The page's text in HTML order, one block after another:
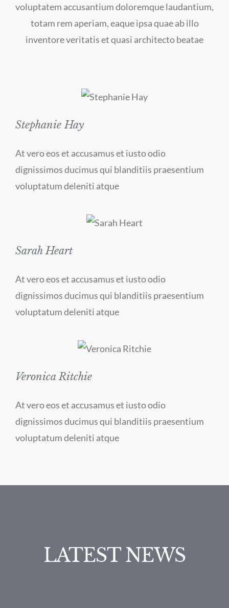
voluptatem accusantium doloremque laudantium,
totam rem aperiam, eaque ipsa quae ab illo
inventore veritatis et quasi architecto beatae
Stephanie Hay
At vero eos et accusamus et iusto odio
dignissimos ducimus qui blanditiis praesentium
voluptatum deleniti atque
Sarah Heart
At vero eos et accusamus et iusto odio
dignissimos ducimus qui blanditiis praesentium
voluptatum deleniti atque
Veronica Ritchie
At vero eos et accusamus et iusto odio
dignissimos ducimus qui blanditiis praesentium
voluptatum deleniti atque
LATEST NEWS